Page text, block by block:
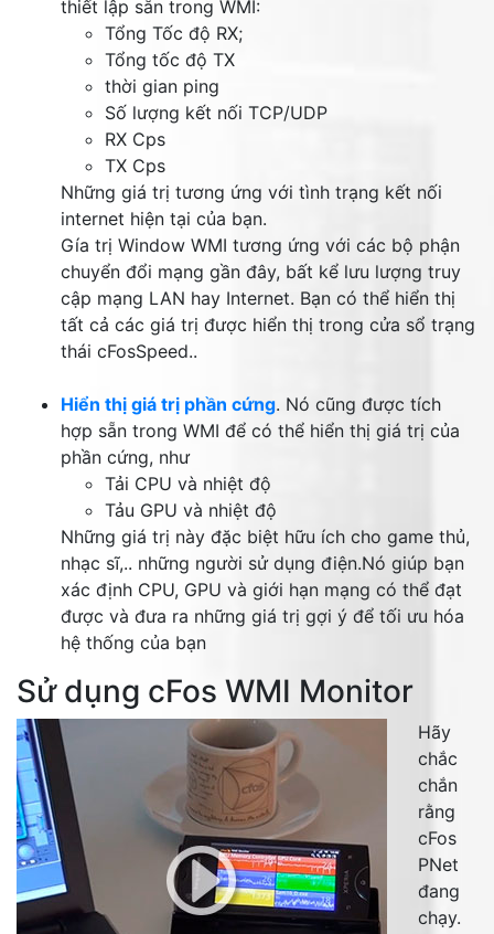
thiết lập sẵn trong WMI:
Tổng Tốc độ RX;
Tổng tốc độ TX
thời gian ping
Số lượng kết nối TCP/UDP
RX Cps
TX Cps
Những giá trị tương ứng với tình trạng kết nối
internet hiện tại của bạn.
Gía trị Window WMI tương ứng với các bộ phận
chuyển đổi mạng gần đây, bất kể lưu lượng truy
cập mạng LAN hay Internet. Bạn có thể hiển thị
tất cả các giá trị được hiển thị trong cửa sổ trạng
thái cFosSpeed​​..
Hiển thị giá trị phần cứng. Nó cũng được tích
hợp sẵn trong WMI để có thể hiển thị giá trị của
phần cứng, như
Tải CPU và nhiệt độ
Tảu GPU và nhiệt độ
Những giá trị này đặc biệt hữu ích cho game thủ,
nhạc sĩ,.. những người sử dụng điện.Nó giúp bạn
xác định CPU, GPU và giới hạn mạng có thể đạt
được và đưa ra những giá trị gợi ý để tối ưu hóa
hệ thống của bạn
Sử dụng cFos WMI Monitor
Hãy
chắc
chắn
rằng
cFos
PNet
đang
chạy.